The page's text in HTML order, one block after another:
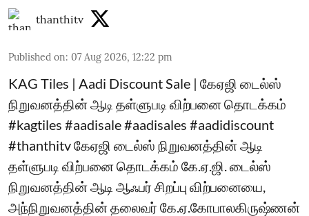
thanthitv
Published on: 07 Aug 2026, 12:22 pm
KAG Tiles | Aadi Discount Sale | கேஏஜி டைல்ஸ்
நிறுவனத்தின் ஆடி தள்ளுபடி விற்பனை தொடக்கம்
#kagtiles #aadisale #aadisales #aadidiscount
#thanthitv கேஏஜி டைல்ஸ் நிறுவனத்தின் ஆடி
தள்ளுபடி விற்பனை தொடக்கம் கே.ஏ.ஜி. டைல்ஸ்
நிறுவனத்தின் ஆடி ஆஃபர் சிறப்பு விற்பனையை,
அந்நிறுவனத்தின் தலைவர் கே.ஏ.கோபாலகிருஷ்ணன்